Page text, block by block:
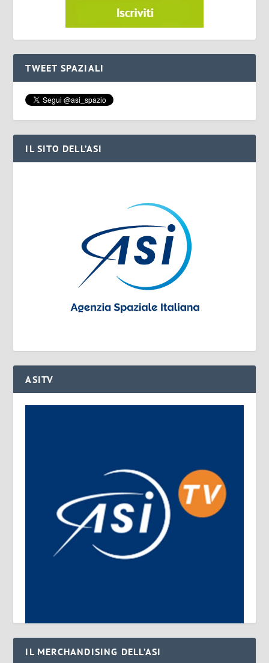
TWEET SPAZIALI
IL SITO DELL’ASI
ASITV
IL MERCHANDISING DELL’ASI